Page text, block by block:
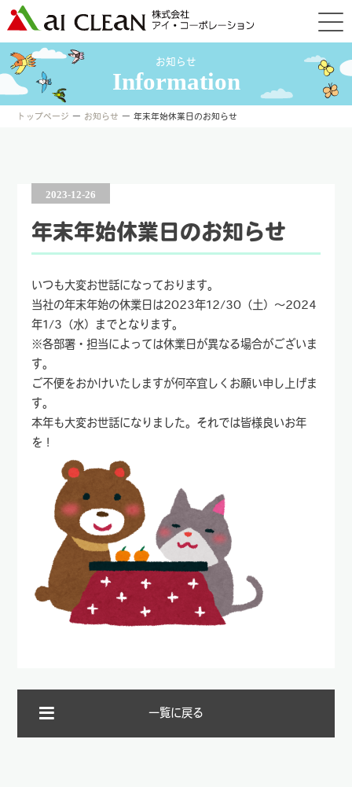
お知らせ
Information
トップページ ― お知らせ ― 年末年始休業日のお知らせ
2023-12-26
年末年始休業日のお知らせ
いつも大変お世話になっております。
当社の年末年始の休業日は2023年12/30（土）～2024
年1/3（水）までとなります。
※各部署・担当によっては休業日が異なる場合がございま
す。
ご不便をおかけいたしますが何卒宜しくお願い申し上げま
す。
本年も大変お世話になりました。それでは皆様良いお年
を！
一覧に戻る